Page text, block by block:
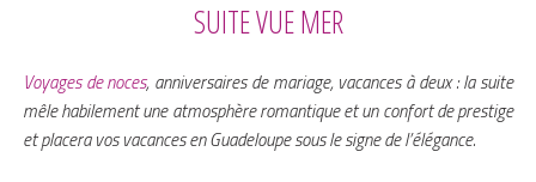
SUITE VUE MER
Voyages de noces, anniversaires de mariage, vacances à deux : la suite
mêle habilement une atmosphère romantique et un confort de prestige
et placera vos vacances en Guadeloupe sous le signe de l’élégance.